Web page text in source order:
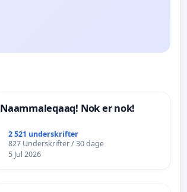
Naammaleqaaq! Nok er nok!
2 521 underskrifter
827 Underskrifter / 30 dage
5 Jul 2026